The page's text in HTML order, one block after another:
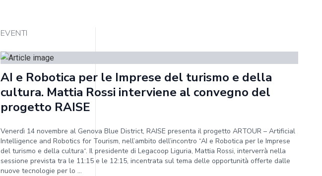
EVENTI
AI e Robotica per le Imprese del turismo e della
cultura. Mattia Rossi interviene al convegno del
progetto RAISE
Venerdì 14 novembre al Genova Blue District, RAISE presenta il progetto ARTOUR – Artificial
Intelligence and Robotics for Tourism, nell’ambito dell’incontro “AI e Robotica per le Imprese
del turismo e della cultura“. Il presidente di Legacoop Liguria, Mattia Rossi, interverrà nella
sessione prevista tra le 11:15 e le 12:15, incentrata sul tema delle opportunità offerte dalle
nuove tecnologie per lo ...